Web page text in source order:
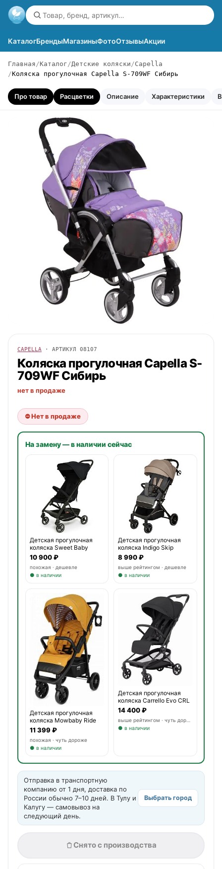
КаталогБрендыМагазиныФотоОтзывыАкции
Главная Каталог Детские коляски
Capella
Коляска прогулочная Capella S-709WF Сибирь
Про товар Расцветки Описание Характеристики
CAPELLA · АРТИКУЛ 08107
Коляска прогулочная CapellaS-
709WF Сибирь
нет в продаже
⛔ Нет в продаже
На замену — в наличии сейчас
Детская прогулочная
коляска Sweet Baby
Grazi
10 900 ₽
похожая · дешевле
● в наличии
Детская прогулочная
коляска Indigo Skip
8 990 ₽
выше рейтингом · дешевле
● в наличии
Детская прогулочная
коляска Mowbaby Ride
11 399 ₽
похожая · чуть дороже
● в наличии
Детская прогулочная
коляска Carrello Evo CRL
14 400 ₽
● в наличии
Отправка в транспортную
компанию от 1 дня, доставка по
России обычно 7–10 дней. В Тулу и
Калугу — самовывоз на
следующий день.
Выбрать город
Снято с производства